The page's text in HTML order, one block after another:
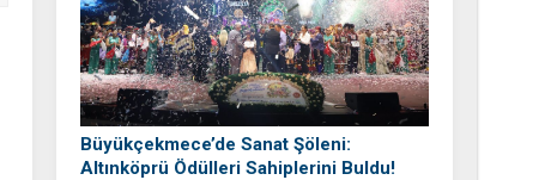
Büyükçekmece’de Sanat Şöleni:
Altınköprü Ödülleri Sahiplerini Buldu!